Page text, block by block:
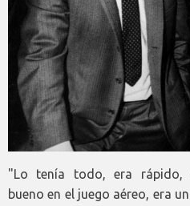
"Lo tenía todo, era rápido,
bueno en el juego aéreo, era